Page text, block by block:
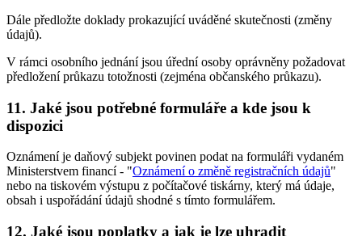
Dále předložte doklady prokazující uváděné skutečnosti (změny
údajů).
V rámci osobního jednání jsou úřední osoby oprávněny požadovat
předložení průkazu totožnosti (zejména občanského průkazu).
11. Jaké jsou potřebné formuláře a kde jsou k
dispozici
Oznámení je daňový subjekt povinen podat na formuláři vydaném
Ministerstvem financí - "Oznámení o změně registračních údajů"
nebo na tiskovém výstupu z počítačové tiskárny, který má údaje,
obsah i uspořádání údajů shodné s tímto formulářem.
12. Jaké jsou poplatky a jak je lze uhradit